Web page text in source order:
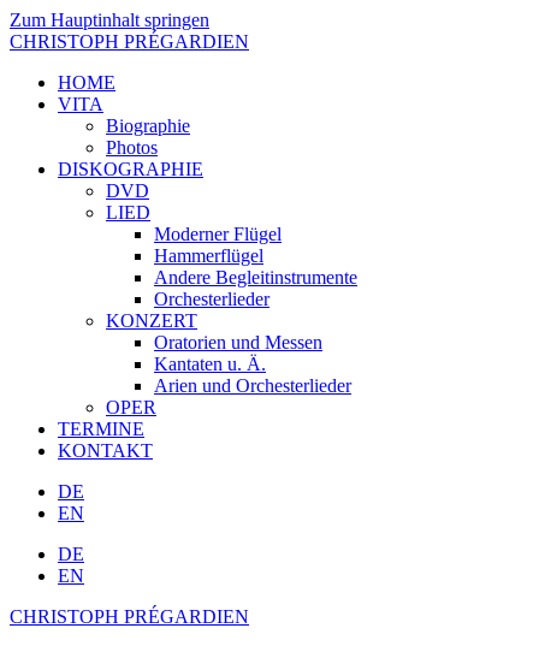
Zum Hauptinhalt springen
CHRISTOPH PRÉGARDIEN
HOME
VITA
Biographie
Photos
DISKOGRAPHIE
DVD
LIED
Moderner Flügel
Hammerflügel
Andere Begleitinstrumente
Orchesterlieder
KONZERT
Oratorien und Messen
Kantaten u. Ä.
Arien und Orchesterlieder
OPER
TERMINE
KONTAKT
DE
EN
DE
EN
CHRISTOPH PRÉGARDIEN